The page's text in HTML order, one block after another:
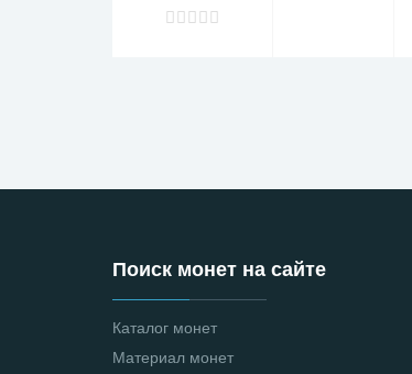
Поиск монет на сайте
Каталог монет
Материал монет